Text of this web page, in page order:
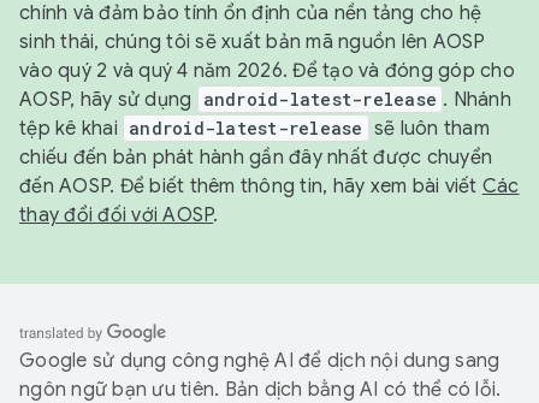
chính và đảm bảo tính ổn định của nền tảng cho hệ
sinh thái, chúng tôi sẽ xuất bản mã nguồn lên AOSP
vào quý 2 và quý 4 năm 2026. Để tạo và đóng góp cho
AOSP, hãy sử dụng
android-latest-release . Nhánh
tệp kê khai android-latest-release sẽ luôn tham
chiếu đến bản phát hành gần đây nhất được chuyển
đến AOSP. Để biết thêm thông tin, hãy xem bài viết Các
thay đổi đối với AOSP.
Google sử dụng công nghệ AI để dịch nội dung sang
ngôn ngữ bạn ưu tiên. Bản dịch bằng AI có thể có lỗi.